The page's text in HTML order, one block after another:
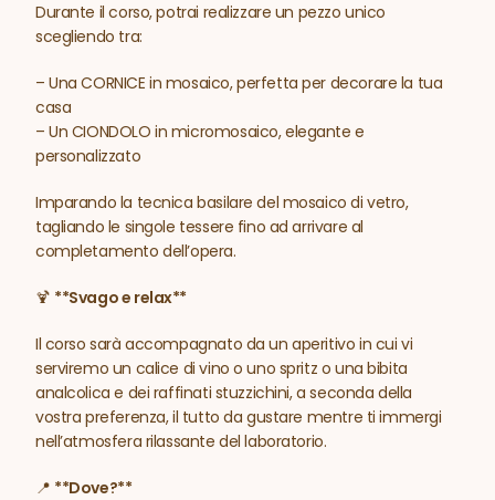
Durante il corso, potrai realizzare un pezzo unico
scegliendo tra:
– Una CORNICE in mosaico, perfetta per decorare la tua
casa
– Un CIONDOLO in micromosaico, elegante e
personalizzato
Imparando la tecnica basilare del mosaico di vetro,
tagliando le singole tessere fino ad arrivare al
completamento dell’opera.
🍹 **Svago e relax**
Il corso sarà accompagnato da un aperitivo in cui vi
serviremo un calice di vino o uno spritz o una bibita
analcolica e dei raffinati stuzzichini, a seconda della
vostra preferenza, il tutto da gustare mentre ti immergi
nell’atmosfera rilassante del laboratorio.
📍 **Dove?**